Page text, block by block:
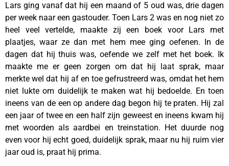
Lars ging vanaf dat hij een maand of 5 oud was, drie dagen
per week naar een gastouder. Toen Lars 2 was en nog niet zo
heel veel vertelde, maakte zij een boek voor Lars met
plaatjes, waar ze dan met hem mee ging oefenen. In de
dagen dat hij thuis was, oefende we zelf met het boek. Ik
maakte me er geen zorgen om dat hij laat sprak, maar
merkte wel dat hij af en toe gefrustreerd was, omdat het hem
niet lukte om duidelijk te maken wat hij bedoelde. En toen
ineens van de een op andere dag begon hij te praten. Hij zal
een jaar of twee en een half zijn geweest en ineens kwam hij
met woorden als aardbei en treinstation. Het duurde nog
even voor hij echt goed, duidelijk sprak, maar nu hij ruim vier
jaar oud is, praat hij prima.